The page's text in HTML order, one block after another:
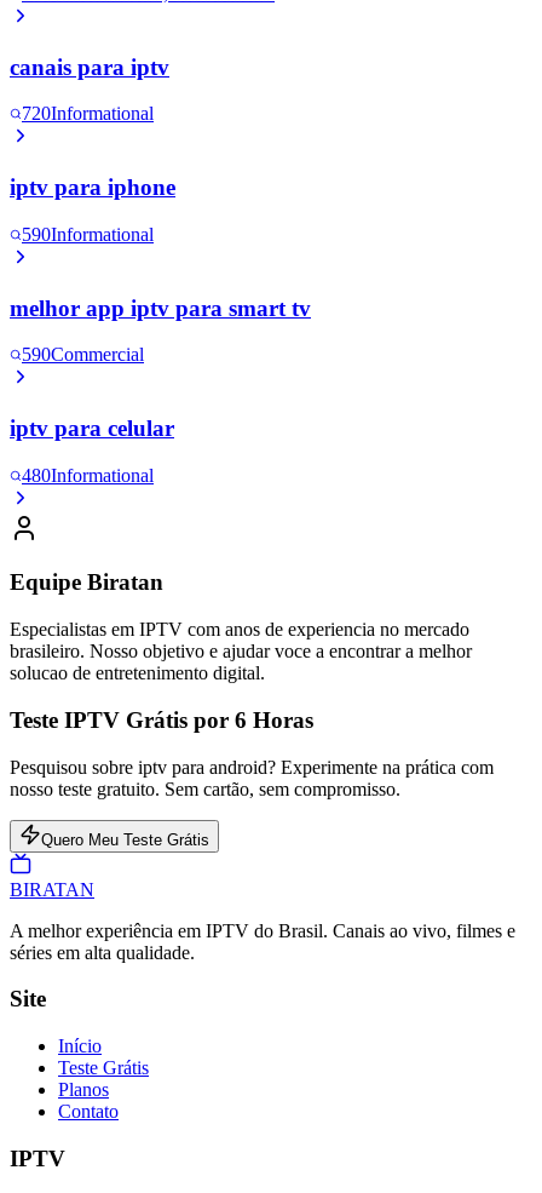
canais para iptv
720Informational
iptv para iphone
590Informational
melhor app iptv para smart tv
590Commercial
iptv para celular
480Informational
Equipe Biratan
Especialistas em IPTV com anos de experiencia no mercado
brasileiro. Nosso objetivo e ajudar voce a encontrar a melhor
solucao de entretenimento digital.
Teste IPTV Grátis por 6 Horas
Pesquisou sobre iptv para android? Experimente na prática com
nosso teste gratuito. Sem cartão, sem compromisso.
Quero Meu Teste Grátis
BIRATAN
A melhor experiência em IPTV do Brasil. Canais ao vivo, filmes e
séries em alta qualidade.
Site
Início
Teste Grátis
Planos
Contato
IPTV